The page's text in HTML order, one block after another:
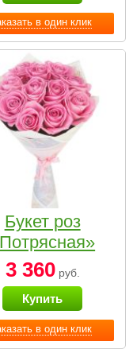
в один клик
в один клик
Букет роз
3 360руб.
Купить